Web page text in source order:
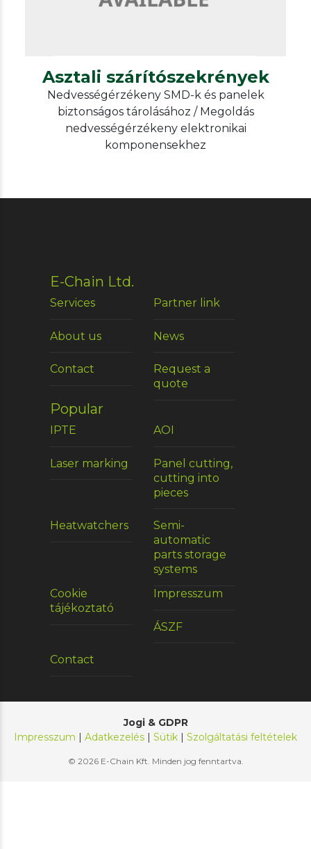
Asztali szárítószekrények
Nedvességérzékeny SMD-k és panelek
biztonságos tárolásához / Megoldás
nedvességérzékeny elektronikai
komponensekhez
E-Chain Ltd.
Services Partner link
About us News
Contact
Request a
quote
Popular
IPTE AOI
Laser marking
Panel cutting,
cutting into
pieces
Heatwatchers
Semi-
automatic
parts storage
systems
Cookie
tájékoztató
Impresszum
ÁSZF
Contact
Jogi & GDPR
Impresszum | Adatkezelés | Sütik | Szolgáltatási feltételek
© 2026 E-Chain Kft. Minden jog fenntartva.